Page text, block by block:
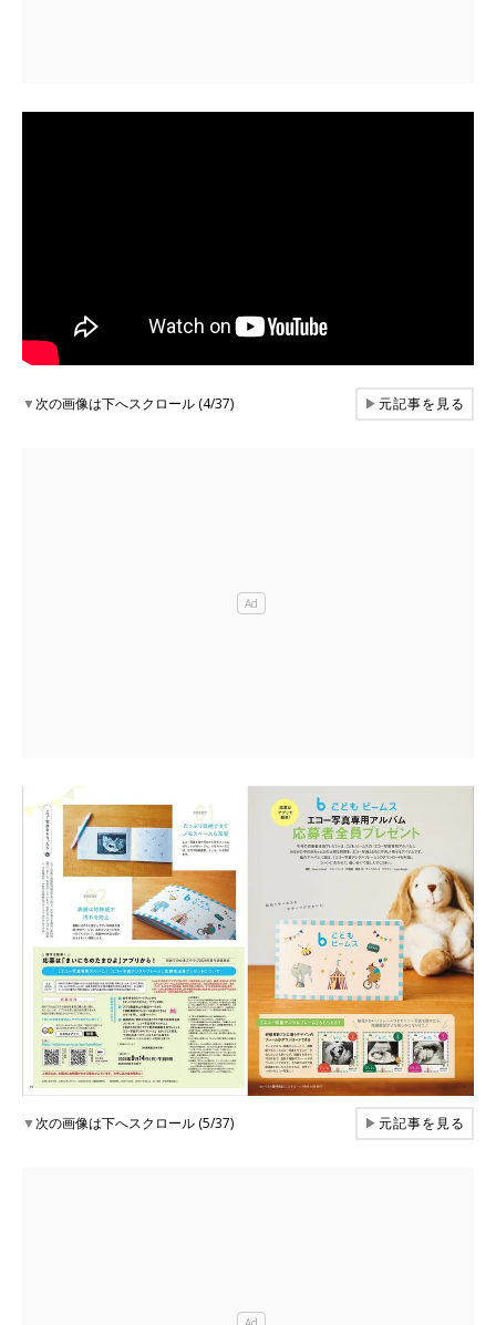
▼次の画像は下へスクロール (4/37) ▶元記事を見る
▼次の画像は下へスクロール (5/37) ▶元記事を見る